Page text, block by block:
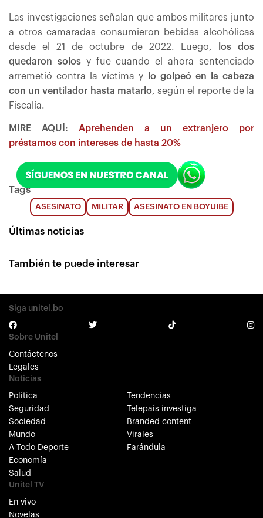
Las investigaciones señalan que ambos militares junto
a otros camaradas consumieron bebidas alcohólicas
desde el 21 de octubre de 2022. Luego, los dos
quedaron solos y fue cuando el ahora sentenciado
arremetió contra la víctima y
lo golpeó en la cabeza
con un ventilador hasta matarlo, según el reporte de la
Fiscalía.
MIRE AQUÍ: Aprehenden a un extranjero por
préstamos con intereses de hasta 20%
Tags
ASESINATO MILITAR ASESINATO EN BOYUIBE
Últimas noticias
También te puede interesar
Siga unitel.bo
Sobre Unitel
Contáctenos
Legales
Noticias
Política
Seguridad
Sociedad
Mundo
A Todo Deporte
Economía
Salud
Tendencias
Telepaís investiga
Branded content
Virales
Farándula
Unitel TV
En vivo
Novelas